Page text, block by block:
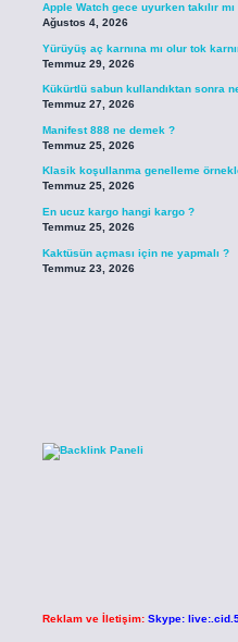
Apple Watch gece uyurken takılır mı
Ağustos 4, 2026
Yürüyüş aç karnına mı olur tok
Temmuz 29, 2026
Kükürtlü sabun kullandıktan sonra
Temmuz 27, 2026
Manifest 888 ne demek ?
Temmuz 25, 2026
Klasik koşullanma genelleme
Temmuz 25, 2026
En ucuz kargo hangi kargo ?
Temmuz 25, 2026
Kaktüsün açması için ne yapmalı ?
Temmuz 23, 2026
Reklam ve İletişim: Skype: